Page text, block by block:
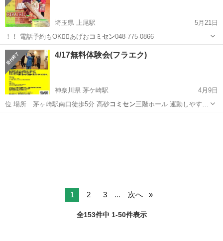
埼玉県 上尾駅
5月21日
！！ 電話予約もOK🙆‍♂️あげお コミセン048-775-0866
埼玉 上尾市 上尾駅 コンサート/ショー
4/17無料体験会(フラエク)
神奈川県 茅ケ崎駅
4月9日
位 場所 茅ヶ崎駅南口徒歩5分 高砂コミセン三階ホール 運動しやすい
服装 タオ…
1 2 3 ... 次へ
全153件中 1-50件表示